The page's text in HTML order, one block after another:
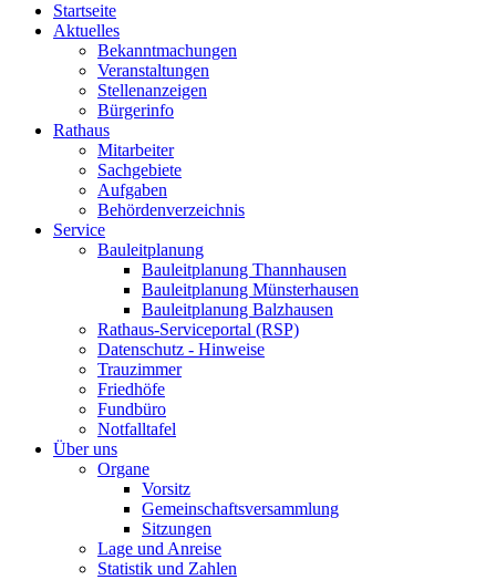
Startseite
Aktuelles
Bekanntmachungen
Veranstaltungen
Stellenanzeigen
Bürgerinfo
Rathaus
Mitarbeiter
Sachgebiete
Aufgaben
Behördenverzeichnis
Service
Bauleitplanung
Bauleitplanung Thannhausen
Bauleitplanung Münsterhausen
Bauleitplanung Balzhausen
Rathaus-Serviceportal (RSP)
Datenschutz - Hinweise
Trauzimmer
Friedhöfe
Fundbüro
Notfalltafel
Über uns
Organe
Vorsitz
Gemeinschaftsversammlung
Sitzungen
Lage und Anreise
Statistik und Zahlen